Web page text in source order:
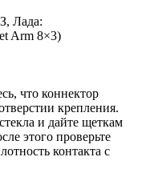
Лада:
Arm 8×3)
что коннектор
крепления.
и дайте щеткам
этого проверьте
контакта с